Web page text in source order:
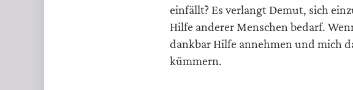
einfällt? Es verlangt Demut, sich
Hilfe anderer Menschen bedarf.
dankbar Hilfe annehmen und mich
kümmern.